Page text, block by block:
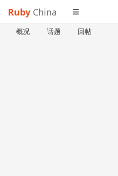
Ruby China
概况 话题 回帖